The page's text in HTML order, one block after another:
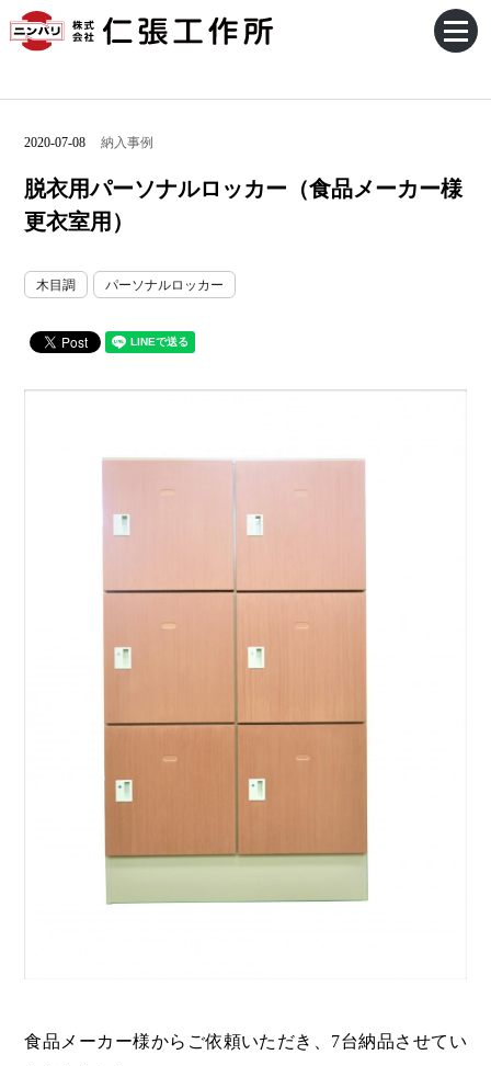
2020-07-08 納入事例
脱衣用パーソナルロッカー（食品メーカー様
更衣室用）
木目調 パーソナルロッカー
食品メーカー様からご依頼いただき、7台納品させてい